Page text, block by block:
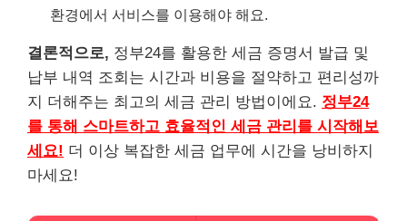
환경에서 서비스를 이용해야 해요.
결론적으로, 정부24를 활용한 세금 증명서 발급 및
납부 내역 조회는 시간과 비용을 절약하고 편리성까
지 더해주는 최고의 세금 관리 방법이에요. 정부24
를 통해 스마트하고 효율적인 세금 관리를 시작해보
세요! 더 이상 복잡한 세금 업무에 시간을 낭비하지
마세요!